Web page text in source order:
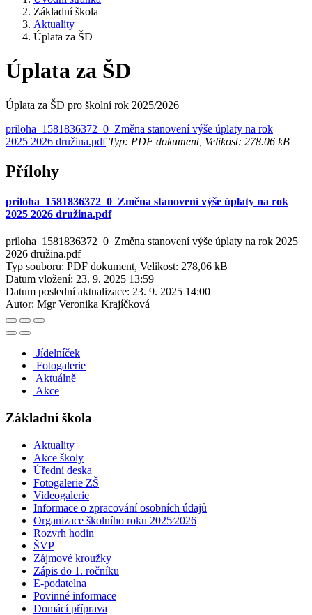
Základní škola
Aktuality
Úplata za ŠD
Úplata za ŠD
Úplata za ŠD pro školní rok 2025/2026
priloha_1581836372_0_Změna stanovení výše úplaty na rok
2025 2026 družina.pdfTyp: PDF dokument, Velikost: 278.06 kB
Přílohy
priloha_1581836372_0_Změna stanovení výše úplaty na rok
2025 2026 družina.pdf
priloha_1581836372_0_Změna stanovení výše úplaty na rok 2025
2026 družina.pdf
Typ souboru: PDF dokument, Velikost: 278,06 kB
Datum vložení: 23. 9. 2025 13:59
Datum poslední aktualizace: 23. 9. 2025 14:00
Autor: Mgr Veronika Krajíčková
Jídelníček
Fotogalerie
Aktuálně
Akce
Základní škola
Aktuality
Akce školy
Úřední deska
Fotogalerie ZŠ
Videogalerie
Informace o zpracování osobních údajů
Organizace školního roku 2025⁄2026
Rozvrh hodin
ŠVP
Zájmové kroužky
Zápis do 1. ročníku
E-podatelna
Povinné informace
Domácí příprava